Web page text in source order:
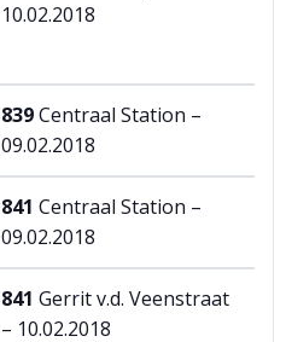
10.02.2018
839Centraal Station –
09.02.2018
841 Centraal Station –
09.02.2018
841 Gerrit v.d. Veenstraat
– 10.02.2018